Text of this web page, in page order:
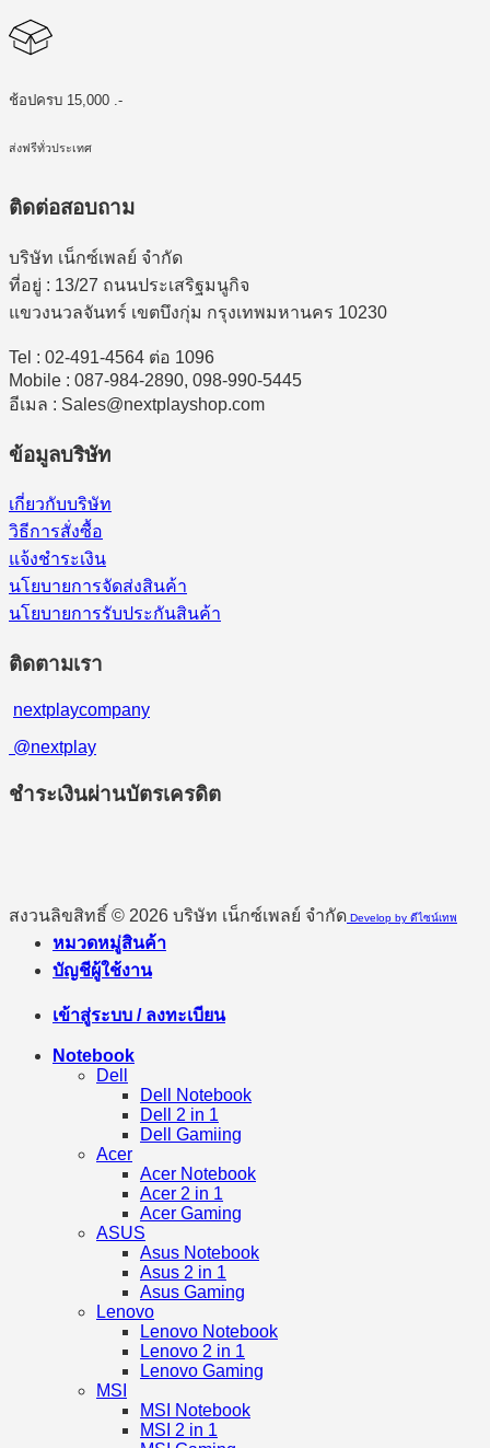
ช้อปครบ 15,000 .-
ส่งฟรีทั่วประเทศ
ติดต่อสอบถาม
บริษัท เน็กซ์เพลย์ จำกัด
ที่อยู่ : 13/27 ถนนประเสริฐมนูกิจ
แขวงนวลจันทร์ เขตบึงกุ่ม กรุงเทพมหานคร 10230
Tel : 02-491-4564 ต่อ 1096
Mobile : 087-984-2890, 098-990-5445
อีเมล : Sales@nextplayshop.com
ข้อมูลบริษัท
เกี่ยวกับบริษัท
วิธีการสั่งซื้อ
แจ้งชำระเงิน
นโยบายการจัดส่งสินค้า
นโยบายการรับประกันสินค้า
ติดตามเรา
nextplaycompany
@nextplay
ชำระเงินผ่านบัตรเครดิต
สงวนลิขสิทธิ์ © 2026 บริษัท เน็กซ์เพลย์ จำกัด Develop by ดีไซน์เทพ
หมวดหมู่สินค้า
บัญชีผู้ใช้งาน
เข้าสู่ระบบ / ลงทะเบียน
Notebook
Dell
Dell Notebook
Dell 2 in 1
Dell Gamiing
Acer
Acer Notebook
Acer 2 in 1
Acer Gaming
ASUS
Asus Notebook
Asus 2 in 1
Asus Gaming
Lenovo
Lenovo Notebook
Lenovo 2 in 1
Lenovo Gaming
MSI
MSI Notebook
MSI 2 in 1